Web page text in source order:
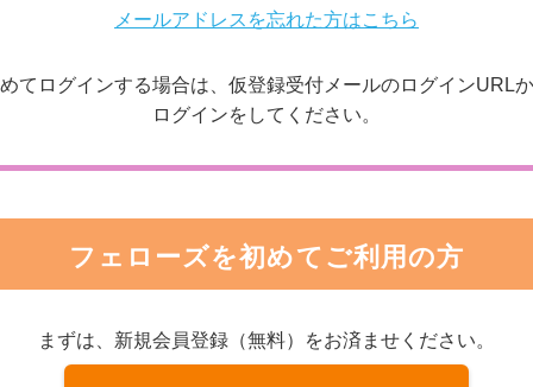
メールアドレスを忘れた方はこちら
てログインする場合は、仮登録受付メールのログインURL
ログインをしてください。
フェローズを初めてご利用の方
まずは、新規会員登録（無料）をお済ませください。